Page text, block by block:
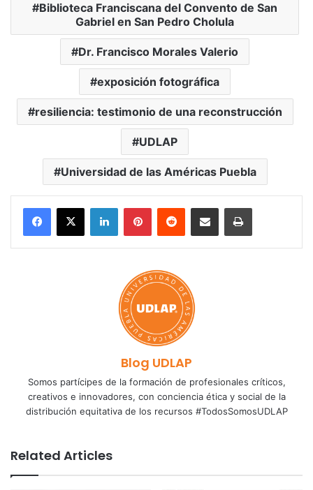
Biblioteca Franciscana del Convento de San
Gabriel en San Pedro Cholula
Dr. Francisco Morales Valerio
exposición fotográfica
resiliencia: testimonio de una reconstrucción
UDLAP
Universidad de las Américas Puebla
LinkedInPinterestReddit Share via Email Print
Blog UDLAP
Somos partícipes de la formación de profesionales críticos,
creativos e innovadores, con conciencia ética y social de la
distribución equitativa de los recursos #TodosSomosUDLAP
Related Articles